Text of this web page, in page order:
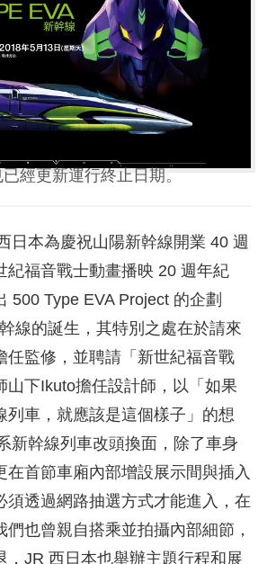
經更新運行終止日期。
日本為慶祝山陽新幹線開業 40 週
紀福音戰士動畫播映 20 週年紀
500 Type EVA Project 的企劃
線的誕生，其特別之處在於請來
任監修，並聘請「新世紀福音戰
山下Ikuto擔任設計師，以「如果
列車，就應該是這個樣子」的想
新幹線列車改頭換面，除了車身
在首節車廂內部增設展示間與插入
須透過網路抽選方式才能進入，在
們也曾親自搭乘並拍攝內部細節，
，JR 西日本也舉辦主題行程和展